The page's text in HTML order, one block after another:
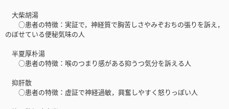
大柴胡湯
○患者の特徴：実証で，神経質で胸苦しさやみぞおちの張りを訴え，
のぼせている便秘気味の人
半夏厚朴湯
○患者の特徴：喉のつまり感がある抑うつ気分を訴える人
抑肝散
○患者の特徴：虚証で神経過敏，興奮しやすく怒りっぽい人